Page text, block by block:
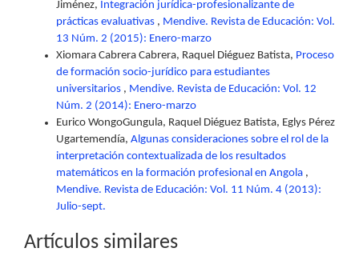
Jiménez, Integración jurídica-profesionalizante de
prácticas evaluativas , Mendive. Revista de Educación: Vol.
13 Núm. 2 (2015): Enero-marzo
Xiomara Cabrera Cabrera, Raquel Diéguez Batista, Proceso
de formación socio-jurídico para estudiantes
universitarios , Mendive. Revista de Educación: Vol. 12
Núm. 2 (2014): Enero-marzo
Eurico WongoGungula, Raquel Diéguez Batista, Eglys Pérez
Ugartemendía, Algunas consideraciones sobre el rol de la
interpretación contextualizada de los resultados
matemáticos en la formación profesional en Angola ,
Mendive. Revista de Educación: Vol. 11 Núm. 4 (2013):
Julio-sept.
Artículos similares